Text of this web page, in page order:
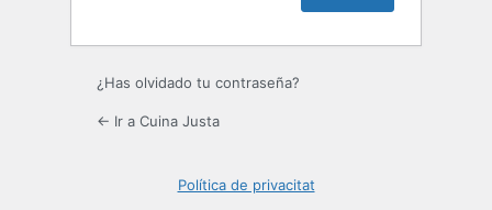
¿Has olvidado tu contraseña?
← Ir a Cuina Justa
Política de privacitat